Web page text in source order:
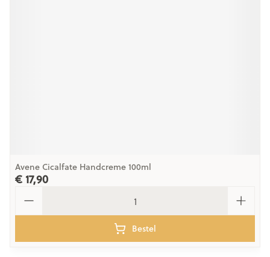
Avene Cicalfate Handcreme 100ml
€ 17,90
Bestel